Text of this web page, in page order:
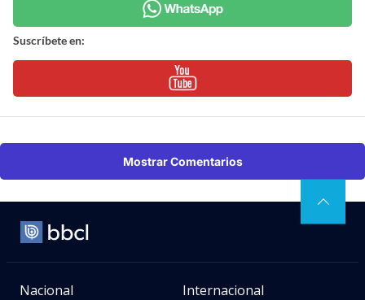
Suscríbete en:
Mostrar Comentarios
Nacional Internacional